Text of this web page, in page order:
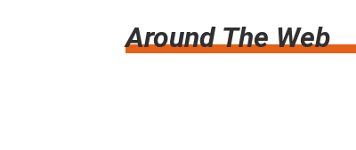
Around The Web